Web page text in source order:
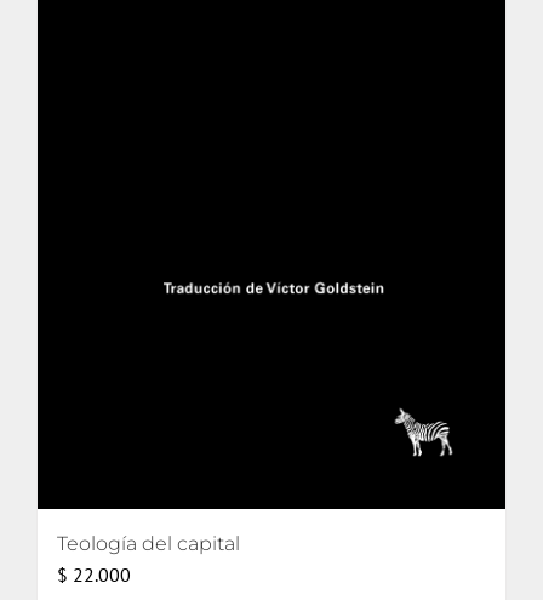
Teología del capital
$ 22.000